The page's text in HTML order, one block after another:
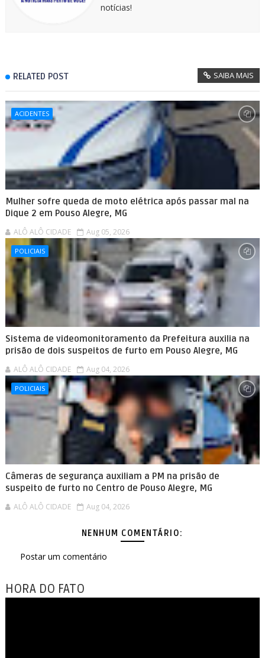
notícias!
RELATED POST SAIBA MAIS
ACIDENTES
Mulher sofre queda de moto elétrica após passar mal na
Dique 2 em Pouso Alegre, MG
ALÔ ALÔ CIDADE Aug 05, 2026
POLICIAIS
Sistema de videomonitoramento da Prefeitura auxilia na
prisão de dois suspeitos de furto em Pouso Alegre, MG
ALÔ ALÔ CIDADE Aug 04, 2026
POLICIAIS
Câmeras de segurança auxiliam a PM na prisão de
suspeito de furto no Centro de Pouso Alegre, MG
ALÔ ALÔ CIDADE Aug 04, 2026
NENHUM COMENTÁRIO:
Postar um comentário
HORA DO FATO